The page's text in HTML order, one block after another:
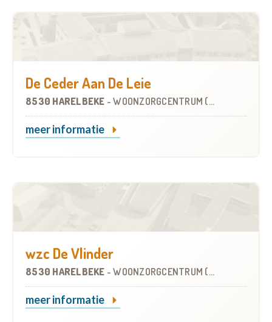
De Ceder Aan De Leie
8530 HARELBEKE -WOONZORGCENTRUM (WZC)
meer informatie
wzc De Vlinder
8530 HARELBEKE -WOONZORGCENTRUM (WZC)
meer informatie